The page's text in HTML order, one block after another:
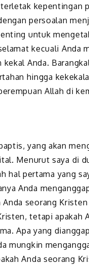
kepentingan
persoalan
untuk
kecuali Anda
Anda.
hingga
Allah di
yang akan
Menurut saya di
hal pertama yang
Anda
seorang Kristen
tetapi apakah
Apa yang
mungkin
Anda seorang